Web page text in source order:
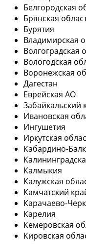
Белгородская
Брянская
Бурятия
Владимирская
Волгоградская
Вологодская
Воронежская
Дагестан
Еврейская АО
Забайкальский
Ивановская
Ингушетия
Иркутская
Кабардино-
Калмыкия
Калужская
Камчатский
Карачаево-
Карелия
Кемеровская
Кировская